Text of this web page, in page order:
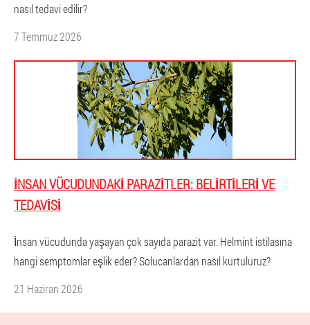
nasıl tedavi edilir?
7 Temmuz 2026
İNSAN VÜCUDUNDAKI PARAZITLER: BELIRTILERI VE
TEDAVISI
İnsan vücudunda yaşayan çok sayıda parazit var. Helmint istilasına
hangi semptomlar eşlik eder? Solucanlardan nasıl kurtuluruz?
21 Haziran 2026